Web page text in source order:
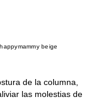
beige
de la columna,
las molestias de